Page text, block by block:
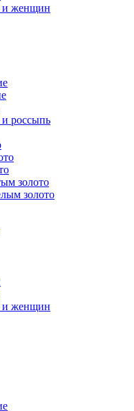
и женщин
и россыпь
золото
золото
и женщин